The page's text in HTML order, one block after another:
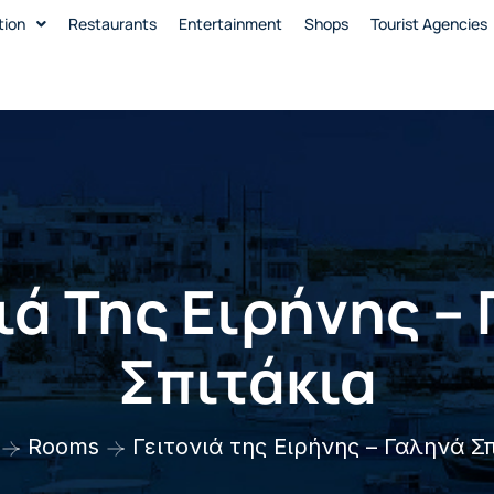
Restaurants Entertainment Shops Tourist Agencies
Της Ειρήνης –
Σπιτάκια
Rooms Γειτονιά της Ειρήνης – Γαληνά